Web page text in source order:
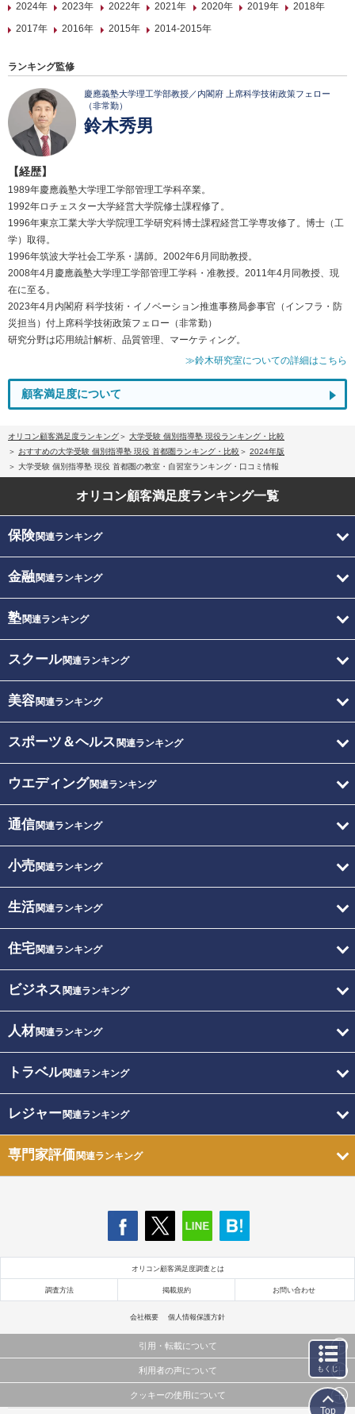
2024年
2023年 2022年 2021年 2020年 2019年
2018年
2017年
2016年 2015年 2014-2015年
ランキング監修
慶應義塾大学理工学部教授／内閣府 上席科学技術政策フェロー
（非常勤）
鈴木秀男
【経歴】
1989年慶應義塾大学理工学部管理工学科卒業。
1992年ロチェスター大学経営大学院修士課程修了。
1996年東京工業大学大学院理工学研究科博士課程経営工学専攻修了。博士（工
学）取得。
1996年筑波大学社会工学系・講師。2002年6月同助教授。
2008年4月慶應義塾大学理工学部管理工学科・准教授。2011年4月同教授、現
在に至る。
2023年4月内閣府 科学技術・イノベーション推進事務局参事官（インフラ・防
災担当）付上席科学技術政策フェロー（非常勤）
研究分野は応用統計解析、品質管理、マーケティング。
≫鈴木研究室についての詳細はこちら
顧客満足度について
オリコン顧客満足度ランキング
大学受験 個別指導塾 現役ランキング・比較
おすすめの大学受験 個別指導塾 現役 首都圏ランキング・比較
2024年版
大学受験 個別指導塾 現役 首都圏の教室・自習室ランキング・口コミ情報
オリコン顧客満足度ランキング一覧
保険関連ランキング
金融関連ランキング
塾関連ランキング
スクール関連ランキング
美容関連ランキング
スポーツ＆ヘルス 関連ランキング
ウエディング関連ランキング
通信関連ランキング
小売関連ランキング
生活関連ランキング
住宅関連ランキング
ビジネス 関連ランキング
人材関連ランキング
トラベル関連ランキング
レジャー関連ランキング
専門家評価関連ランキング
オリコン顧客満足度調査とは
調査方法 掲載規約 お問い合わせ
会社概要 個人情報保護方針
引用・転載について
当サイトで公開されている情報（文字、写真、イラスト、画像データ等）及びこれらの配置・
これらの情報を権利者の許可なく無断転載・複製などの二次利用を行うことは固く禁じており
利用者の声について
当サイトに掲載している内容はすべてサービスの利用者が提出された見解・感想です。
クッキーの使用について
もくじ
Top